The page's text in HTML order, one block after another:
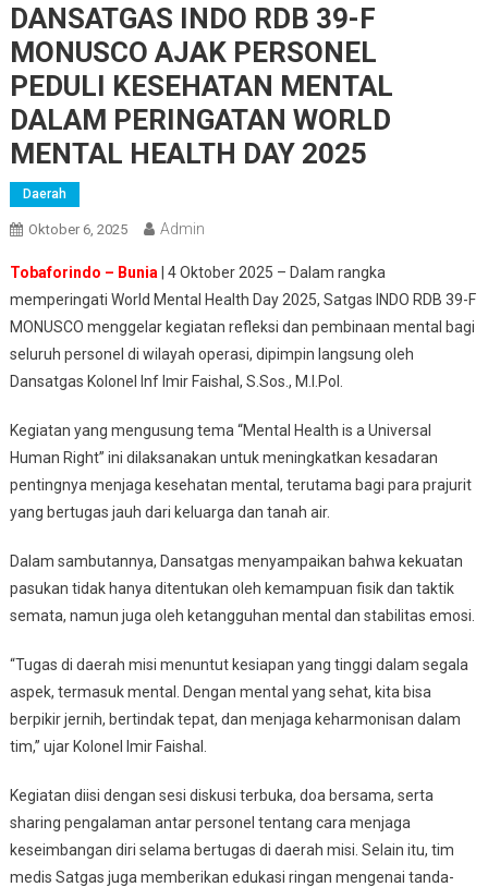
DANSATGAS INDO RDB 39-F
MONUSCO AJAK PERSONEL
PEDULI KESEHATAN MENTAL
DALAM PERINGATAN WORLD
MENTAL HEALTH DAY 2025
Daerah
Oktober 6, 2025 Admin
Tobaforindo – Bunia | 4 Oktober 2025 – Dalam rangka
memperingati World Mental Health Day 2025, Satgas INDO RDB 39-F
MONUSCO menggelar kegiatan refleksi dan pembinaan mental bagi
seluruh personel di wilayah operasi, dipimpin langsung oleh
Dansatgas Kolonel Inf Imir Faishal, S.Sos., M.I.Pol.
Kegiatan yang mengusung tema “Mental Health is a Universal
Human Right” ini dilaksanakan untuk meningkatkan kesadaran
pentingnya menjaga kesehatan mental, terutama bagi para prajurit
yang bertugas jauh dari keluarga dan tanah air.
Dalam sambutannya, Dansatgas menyampaikan bahwa kekuatan
pasukan tidak hanya ditentukan oleh kemampuan fisik dan taktik
semata, namun juga oleh ketangguhan mental dan stabilitas emosi.
“Tugas di daerah misi menuntut kesiapan yang tinggi dalam segala
aspek, termasuk mental. Dengan mental yang sehat, kita bisa
berpikir jernih, bertindak tepat, dan menjaga keharmonisan dalam
tim,” ujar Kolonel Imir Faishal.
Kegiatan diisi dengan sesi diskusi terbuka, doa bersama, serta
sharing pengalaman antar personel tentang cara menjaga
keseimbangan diri selama bertugas di daerah misi. Selain itu, tim
medis Satgas juga memberikan edukasi ringan mengenai tanda-